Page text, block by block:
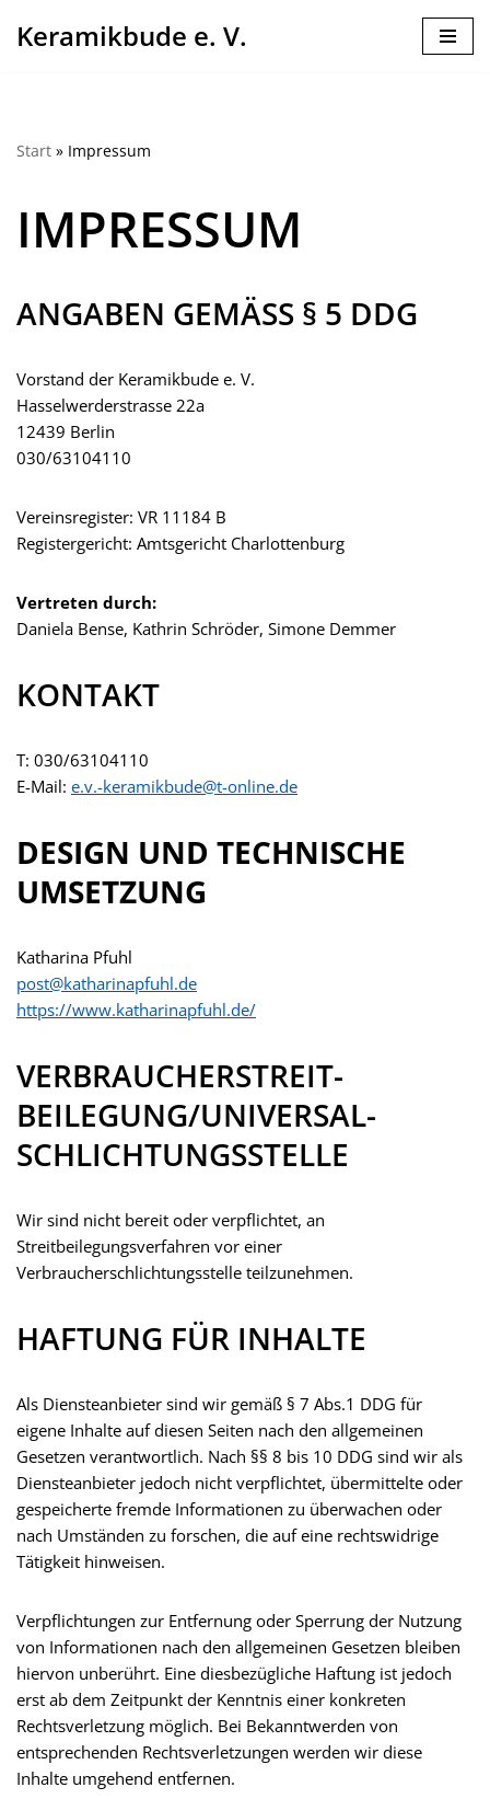
Keramikbude e. V.
Start » Impressum
IMPRESSUM
ANGABEN GEMÄSS § 5 DDG
Vorstand der Keramikbude e. V.
Hasselwerderstrasse 22a
12439 Berlin
030/63104110
Vereinsregister: VR 11184 B
Registergericht: Amtsgericht Charlottenburg
Vertreten durch:
Daniela Bense, Kathrin Schröder, Simone Demmer
KONTAKT
T: 030/63104110
E-Mail: e.v.-keramikbude@t-online.de
DESIGN UND TECHNISCHE
UMSETZUNG
Katharina Pfuhl
post@katharinapfuhl.de
https://www.katharinapfuhl.de/
VERBRAUCHER­STREIT­
BEILEGUNG/UNIVERSAL­
SCHLICHTUNGS­STELLE
Wir sind nicht bereit oder verpflichtet, an
Streitbeilegungsverfahren vor einer
Verbraucherschlichtungsstelle teilzunehmen.
HAFTUNG FÜR INHALTE
Als Diensteanbieter sind wir gemäß § 7 Abs.1 DDG für
eigene Inhalte auf diesen Seiten nach den allgemeinen
Gesetzen verantwortlich. Nach §§ 8 bis 10 DDG sind wir als
Diensteanbieter jedoch nicht verpflichtet, übermittelte oder
gespeicherte fremde Informationen zu überwachen oder
nach Umständen zu forschen, die auf eine rechtswidrige
Tätigkeit hinweisen.
Verpflichtungen zur Entfernung oder Sperrung der Nutzung
von Informationen nach den allgemeinen Gesetzen bleiben
hiervon unberührt. Eine diesbezügliche Haftung ist jedoch
erst ab dem Zeitpunkt der Kenntnis einer konkreten
Rechtsverletzung möglich. Bei Bekanntwerden von
entsprechenden Rechtsverletzungen werden wir diese
Inhalte umgehend entfernen.